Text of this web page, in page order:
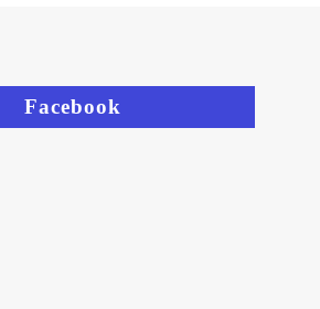
Facebook